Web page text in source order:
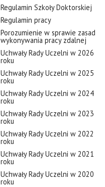
Regulamin Szkoły Doktorskiej
Regulamin pracy
Porozumienie w sprawie zasad
wykonywania pracy zdalnej
Uchwały Rady Uczelni w 2026
roku
Uchwały Rady Uczelni w 2025
roku
Uchwały Rady Uczelni w 2024
roku
Uchwały Rady Uczelni w 2023
roku
Uchwały Rady Uczelni w 2022
roku
Uchwały Rady Uczelni w 2021
roku
Uchwały Rady Uczelni w 2020
roku